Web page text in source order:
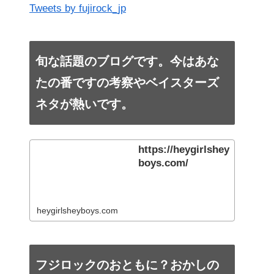
Tweets by fujirock_jp
旬な話題のブログです。今はあな
たの番ですの考察やベイスターズ
ネタが熱いです。
https://heygirlshey
boys.com/
heygirlsheyboys.com
フジロックのおともに？おかしの